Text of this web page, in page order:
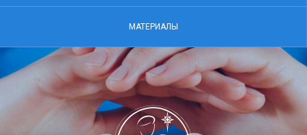
МАТЕРИАЛЫ